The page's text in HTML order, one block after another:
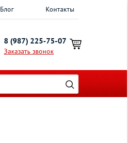
Блог Контакты
8 (987) 225-75-07
Заказать звонок